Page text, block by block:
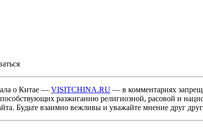
о Китае — VISITCHINA.RU — в комментариях
разжиганию религиозной, расовой и
Будьте взаимно вежливы и уважайте мнение друг